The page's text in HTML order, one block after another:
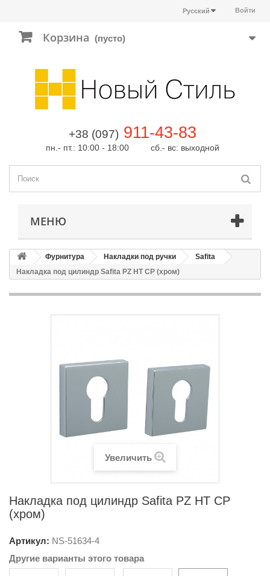
Войти
Русский
Корзина (пусто)
+38 (097) 911-43-83
пн.- пт.: 10:00 - 18:00 сб.- вс: выходной
МЕНЮ
Фурнитура Накладки под ручки
Safita
Накладка под цилиндр Safita PZ HT CP (хром)
Увеличить
Накладка под цилиндр Safita PZ HT CP
(хром)
Артикул: NS-51634-4
Другие варианты этого товара